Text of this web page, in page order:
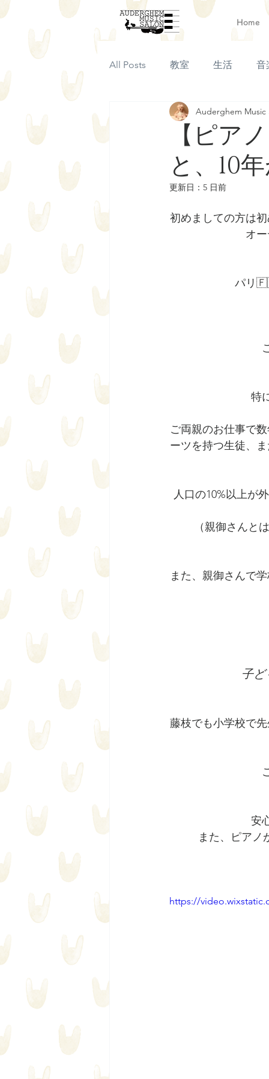
Home
All Posts 教室 生活 音
【ピア
と、10
Auderghem Music
更新日： 5 日前
初めましての方は
オ
パリ
特
ご両親のお仕事で
ーツを持つ生徒、
人口の10%以上が
（親御さんと
また、親御さんで
子
藤枝でも小学校で
安
また、ピアノ
https://